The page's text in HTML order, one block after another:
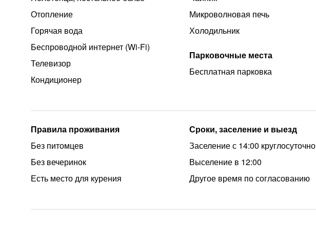
Отопление
Горячая вода
Беспроводной интернет (Wi‑Fi)
Телевизор
Кондиционер
Микроволновая печь
Холодильник
Парковочные места
Бесплатная парковка
Правила проживания
Без питомцев
Без вечеринок
Есть место для курения
Сроки, заселение и выезд
Заселение с 14:00 круглосуточно
Выселение в 12:00
Другое время по согласованию